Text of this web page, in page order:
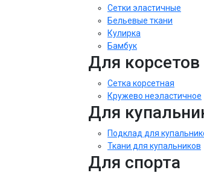
Сетки эластичные
Бельевые ткани
Кулирка
Бамбук
Для корсетов
Сетка корсетная
Кружево неэластичное
Для
Подклад для
Ткани для купальников
Для спорта